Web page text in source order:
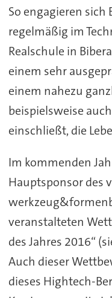
So engagieren
regelmäßig im
Realschule in
einem sehr
einem nahezu
beispielsweise
einschließt, die
Im kommenden
Hauptsponsor des
veranstalteten
des Jahres 2016“
Auch dieser
dieses Hightech-